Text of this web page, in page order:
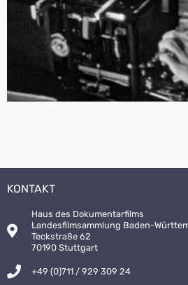
KONTAKT
Haus des Dokumentarfilms
Landesfilmsammlung Baden-
Teckstraße 62
70190 Stuttgart
+49 (0)711 / 929 309 24